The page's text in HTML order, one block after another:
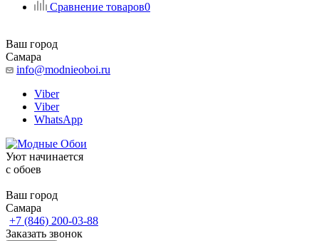
Сравнение товаров0
Ваш город
Самара
info@modnieoboi.ru
Viber
Viber
WhatsApp
Уют начинается
c обоев
Ваш город
Самара
+7 (846) 200-03-88
Заказать звонок